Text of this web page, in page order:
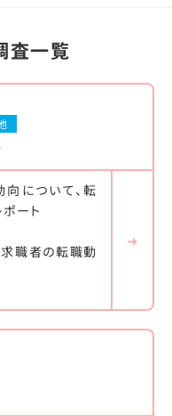
査一覧
について、転
ート
職者の転職動